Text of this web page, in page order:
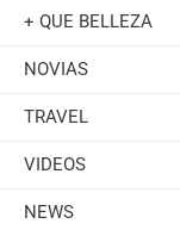
+ QUE BELLEZA
NOVIAS
TRAVEL
VIDEOS
NEWS